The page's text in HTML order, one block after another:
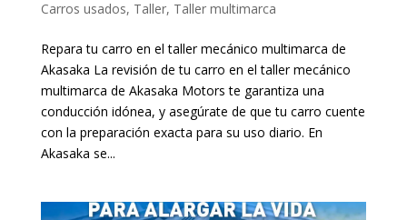
Carros usados, Taller, Taller multimarca
Repara tu carro en el taller mecánico multimarca de
Akasaka La revisión de tu carro en el taller mecánico
multimarca de Akasaka Motors te garantiza una
conducción idónea, y asegúrate de que tu carro cuente
con la preparación exacta para su uso diario. En
Akasaka se...